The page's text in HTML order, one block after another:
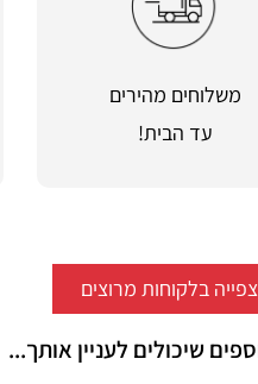
משלוחים מהירים
עד הבית!
בלקוחות מרוצים
שיכולים לעניין אותך...